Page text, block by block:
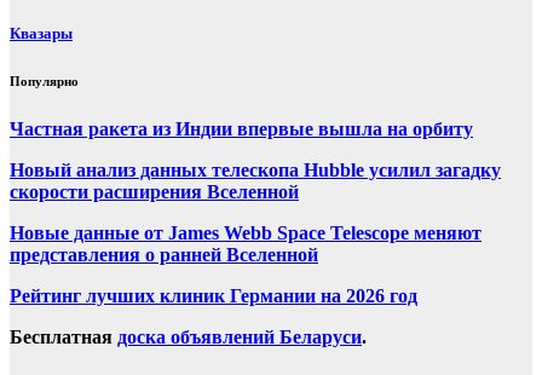
Квазары
Популярно
Частная ракета из Индии впервые вышла на орбиту
Новый анализ данных телескопа Hubble усилил загадку
скорости расширения Вселенной
Новые данные от James Webb Space Telescope меняют
представления о ранней Вселенной
Рейтинг лучших клиник Германии на 2026 год
Бесплатная доска объявлений Беларуси.